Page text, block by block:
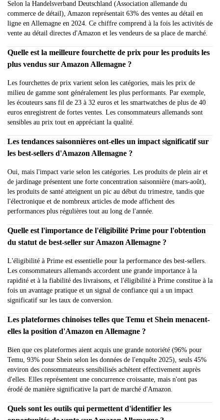
Selon la Handelsverband Deutschland (Association allemande du
commerce de détail), Amazon représentait 63% des ventes au détail en
ligne en Allemagne en 2024. Ce chiffre comprend à la fois les activités de
vente au détail directes d'Amazon et les vendeurs de sa place de marché.
Quelle est la meilleure fourchette de prix pour les produits les
plus vendus sur Amazon Allemagne ?
Les fourchettes de prix varient selon les catégories, mais les prix de
milieu de gamme sont généralement les plus performants. Par exemple,
les écouteurs sans fil de 23 à 32 euros et les smartwatches de plus de 40
euros enregistrent de fortes ventes. Les consommateurs allemands sont
sensibles au prix tout en appréciant la qualité.
Les tendances saisonnières ont-elles un impact significatif sur
les best-sellers d'Amazon Allemagne ?
Oui, mais l'impact varie selon les catégories. Les produits de plein air et
de jardinage présentent une forte concentration saisonnière (mars-août),
les produits de santé atteignent un pic au début du trimestre, tandis que
l'électronique et de nombreux articles de mode affichent des
performances plus régulières tout au long de l'année.
Quelle est l'importance de l'éligibilité Prime pour l'obtention
du statut de best-seller sur Amazon Allemagne ?
L'éligibilité à Prime est essentielle pour la performance des best-sellers.
Les consommateurs allemands accordent une grande importance à la
rapidité et à la fiabilité des livraisons, et l'éligibilité à Prime constitue à la
fois un avantage pratique et un signal de confiance qui a un impact
significatif sur les taux de conversion.
Les plateformes chinoises telles que Temu et Shein menacent-
elles la position d'Amazon en Allemagne ?
Bien que ces plateformes aient acquis une grande notoriété (96% pour
Temu, 93% pour Shein selon les données de l'enquête 2025), seuls 45%
environ des consommateurs sensibilisés achètent effectivement auprès
d'elles. Elles représentent une concurrence croissante, mais n'ont pas
érodé de manière significative la part de marché d'Amazon.
Quels sont les outils qui permettent d'identifier les